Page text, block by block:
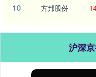
10 方邦股份
沪深